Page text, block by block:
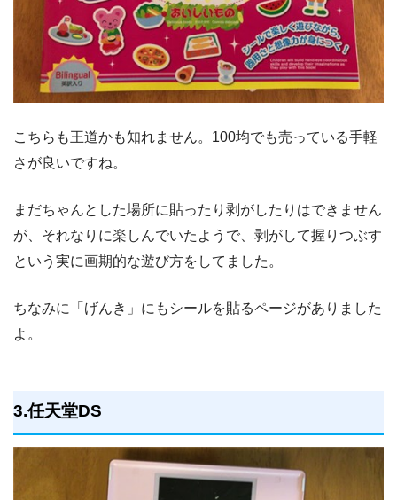
こちらも王道かも知れません。100均でも売っている手軽
さが良いですね。
まだちゃんとした場所に貼ったり剥がしたりはできません
が、それなりに楽しんでいたようで、剥がして握りつぶす
という実に画期的な遊び方をしてました。
ちなみに「げんき」にもシールを貼るページがありました
よ。
3.任天堂DS